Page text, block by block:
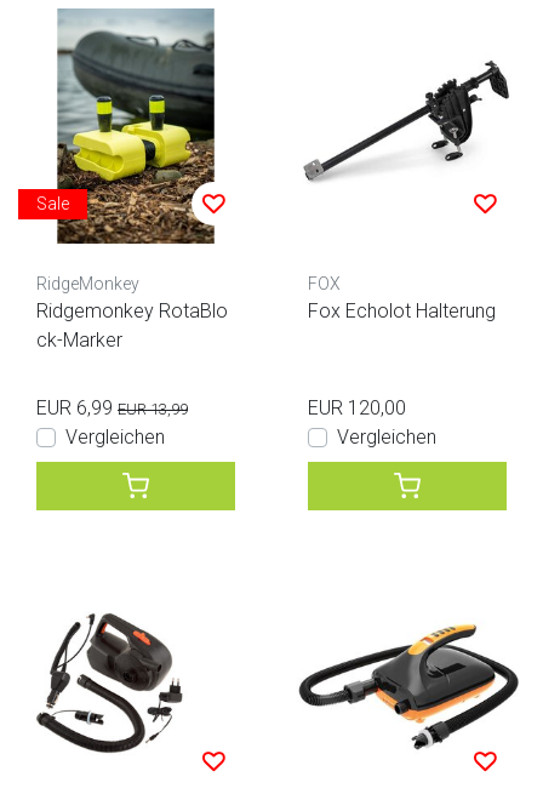
Sale
RidgeMonkey
Ridgemonkey RotaBlo
ck-Marker
EUR 6,99 EUR 13,99
Vergleichen
FOX
Fox Echolot Halterung
EUR 120,00
Vergleichen